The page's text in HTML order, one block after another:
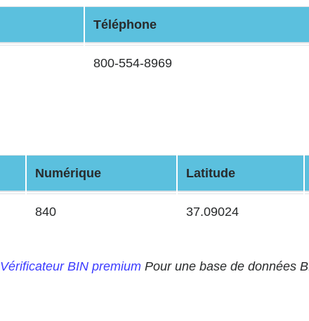
Téléphone
800-554-8969
Numérique Latitude
840 37.09024
Vérificateur BIN premium Pour une base de données